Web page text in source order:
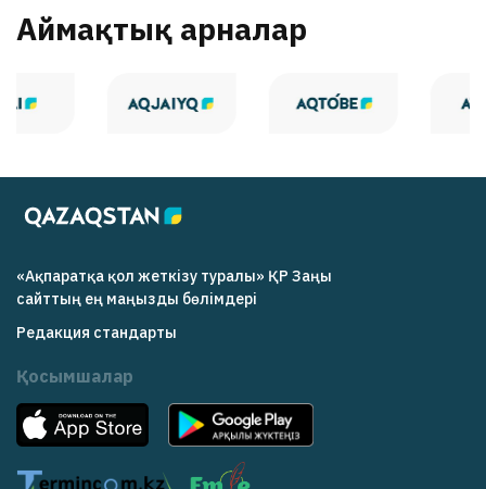
Аймақтық арналар
«Ақпаратқа қол жеткізу туралы» ҚР Заңы
cайттың ең маңызды бөлімдері
Редакция cтандарты
Қосымшалар